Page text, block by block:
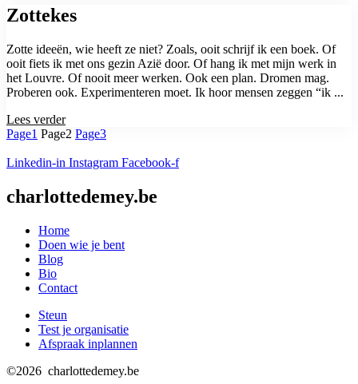
Zottekes
Zotte ideeën, wie heeft ze niet? Zoals, ooit schrijf ik een boek. Of
ooit fiets ik met ons gezin Azië door. Of hang ik met mijn werk in
het Louvre. Of nooit meer werken. Ook een plan. Dromen mag.
Proberen ook. Experimenteren moet. Ik hoor mensen zeggen “ik ...
Lees verder
Page1 Page2 Page3
Linkedin-in Instagram Facebook-f
charlottedemey.be
Home
Doen wie je bent
Blog
Bio
Contact
Steun
Test je organisatie
Afspraak inplannen
©2026 charlottedemey.be